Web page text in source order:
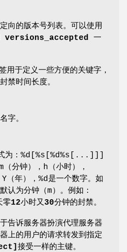
向的版本号列表。可以使用
versions_accepted 一
用于定义一些方便的关键字，
禁时间长度。
字。
为：%d[%s[%d%s[...]]]
（分钟），h（小时），
（年），%d是一个数字。如
认为分钟（m）。例如：
12小时又30分钟的封禁。
告诉服务器扮演代理服务器
上的用户的请求转发到指定
接受一样的主键。